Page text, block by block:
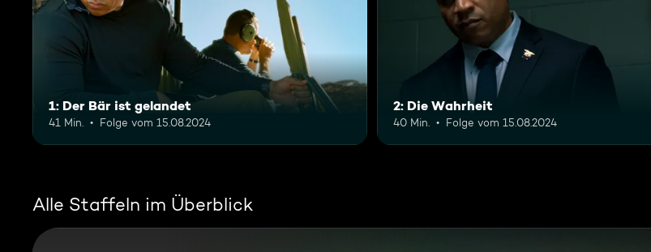
1: Der Bär ist gelandet
41 Min. Folge vom 15.08.2024
2: Die Wahrheit
40 Min. Folge vom 15.08.2024
Alle Staffeln im Überblick